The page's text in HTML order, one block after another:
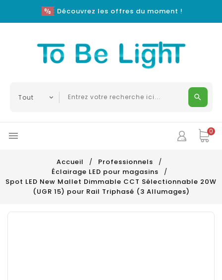
Découvrez les offres du moment !
 0
Accueil
Professionnels
Éclairage LED pour magasins
Spot LED New Mallet Dimmable CCT Sélectionnable 20W
(UGR 15) pour Rail Triphasé (3 Allumages)